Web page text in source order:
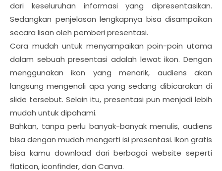
dari keseluruhan informasi yang dipresentasikan.
Sedangkan penjelasan lengkapnya bisa disampaikan
secara lisan oleh pemberi presentasi.
Cara mudah untuk menyampaikan poin-poin utama
dalam sebuah presentasi adalah lewat ikon. Dengan
menggunakan ikon yang menarik, audiens akan
langsung mengenali apa yang sedang dibicarakan di
slide tersebut. Selain itu, presentasi pun menjadi lebih
mudah untuk dipahami.
Bahkan, tanpa perlu banyak-banyak menulis, audiens
bisa dengan mudah mengerti isi presentasi. Ikon gratis
bisa kamu download dari berbagai website seperti
flaticon, iconfinder, dan Canva.